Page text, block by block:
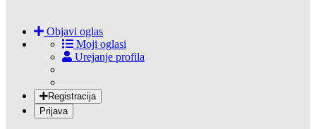
Objavi oglas
Moji oglasi
Urejanje profila
Registracija
Prijava